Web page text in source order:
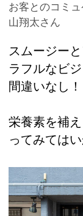
お客とのコミ
山翔太さん
スムージー
ラフルなビ
間違いなし！
栄養素を補
ってみては